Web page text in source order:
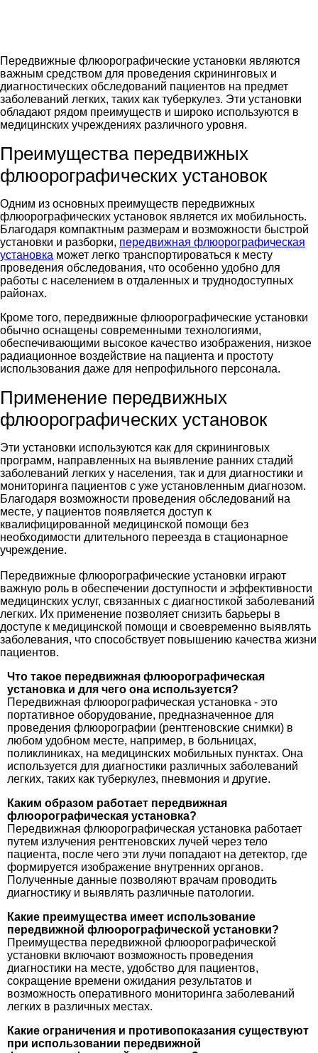
Передвижные флюорографические установки являются
важным средством для проведения скрининговых и
диагностических обследований пациентов на предмет
заболеваний легких, таких как туберкулез. Эти установки
обладают рядом преимуществ и широко используются в
медицинских учреждениях различного уровня.
Преимущества передвижных
флюорографических установок
Одним из основных преимуществ передвижных
флюорографических установок является их мобильность.
Благодаря компактным размерам и возможности быстрой
установки и разборки, передвижная флюорографическая
установка может легко транспортироваться к месту
проведения обследования, что особенно удобно для
работы с населением в отдаленных и труднодоступных
районах.
Кроме того, передвижные флюорографические установки
обычно оснащены современными технологиями,
обеспечивающими высокое качество изображения, низкое
радиационное воздействие на пациента и простоту
использования даже для непрофильного персонала.
Применение передвижных
флюорографических установок
Эти установки используются как для скрининговых
программ, направленных на выявление ранних стадий
заболеваний легких у населения, так и для диагностики и
мониторинга пациентов с уже установленным диагнозом.
Благодаря возможности проведения обследований на
месте, у пациентов появляется доступ к
квалифицированной медицинской помощи без
необходимости длительного переезда в стационарное
учреждение.
Передвижные флюорографические установки играют
важную роль в обеспечении доступности и эффективности
медицинских услуг, связанных с диагностикой заболеваний
легких. Их применение позволяет снизить барьеры в
доступе к медицинской помощи и своевременно выявлять
заболевания, что способствует повышению качества жизни
пациентов.
Что такое передвижная флюорографическая
установка и для чего она используется?
Передвижная флюорографическая установка - это
портативное оборудование, предназначенное для
проведения флюорографии (рентгеновские снимки) в
любом удобном месте, например, в больницах,
поликлиниках, на медицинских мобильных пунктах. Она
используется для диагностики различных заболеваний
легких, таких как туберкулез, пневмония и другие.
Каким образом работает передвижная
флюорографическая установка?
Передвижная флюорографическая установка работает
путем излучения рентгеновских лучей через тело
пациента, после чего эти лучи попадают на детектор, где
формируется изображение внутренних органов.
Полученные данные позволяют врачам проводить
диагностику и выявлять различные патологии.
Какие преимущества имеет использование
передвижной флюорографической установки?
Преимущества передвижной флюорографической
установки включают возможность проведения
диагностики на месте, удобство для пациентов,
сокращение времени ожидания результатов и
возможность оперативного мониторинга заболеваний
легких в различных местах.
Какие ограничения и противопоказания существуют
при использовании передвижной